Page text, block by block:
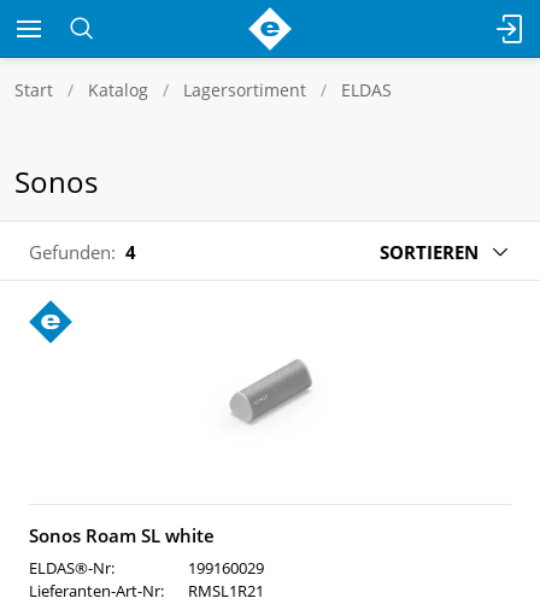
Start Katalog Lagersortiment ELDAS
Sonos
Gefunden: 4 SORTIEREN
Sonos Roam SL white
ELDAS®-Nr:
199160029
Lieferanten-Art-Nr:
RMSL1R21